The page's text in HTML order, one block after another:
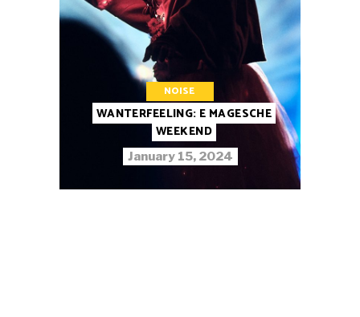
NOISE
WANTERFEELING: E MAGESCHE
WEEKEND
January 15, 2024